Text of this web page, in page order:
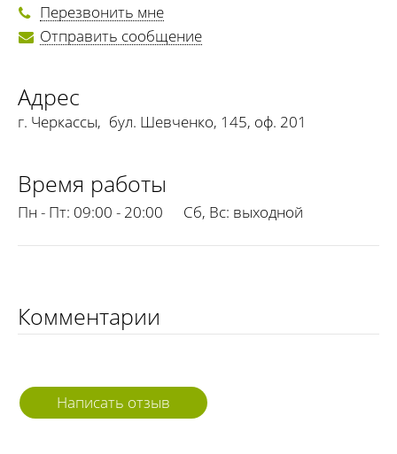
Перезвонить мне
Отправить сообщение
Адрес
г. Черкассы, бул. Шевченко, 145, оф. 201
Время работы
Пн - Пт: 09:00 - 20:00 Сб, Вс: выходной
Комментарии
Написать отзыв